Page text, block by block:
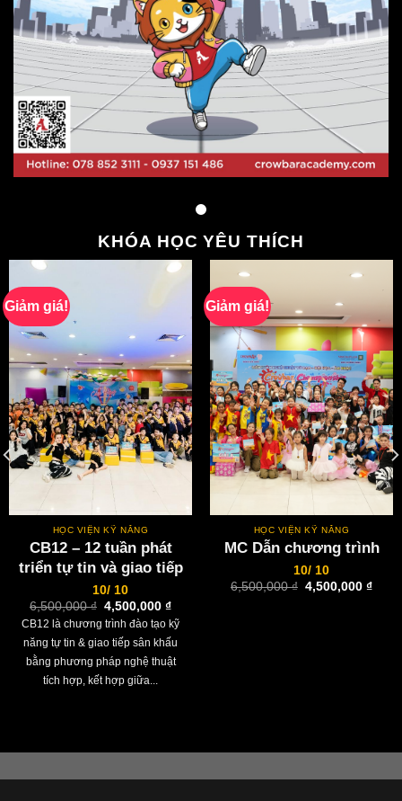
KHÓA HỌC YÊU THÍCH
Giảm giá!
HỌC VIỆN KỸ NĂNG
CB12 – 12 tuần phát
triển tự tin và giao tiếp
10/ 10
6,500,000₫ Giá
gốc
là:
6,500,000 ₫.
4,500,000₫Giá
hiện
tại
là:
CB12 là chương trình đào tạo kỹ
năng tự tin & giao tiếp sân khấu
bằng phương pháp nghệ thuật
tích hợp, kết hợp giữa...
Giảm giá!
HỌC VIỆN KỸ NĂNG
MC Dẫn chương trình
10/ 10
6,500,000₫ Giá
4,500,000₫Giá
₫.